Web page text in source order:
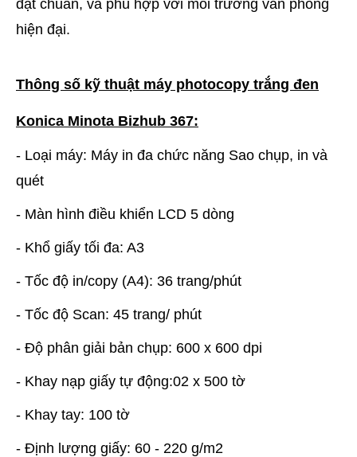
đạt chuẩn, và phù hợp với môi trường văn phòng
hiện đại.
Thông số kỹ thuật máy photocopy trắng đen
Konica Minota Bizhub 367:
- Loại máy: Máy in đa chức năng Sao chụp, in và
quét
- Màn hình điều khiển LCD 5 dòng
- Khổ giấy tối đa: A3
- Tốc độ in/copy (A4): 36 trang/phút
- Tốc độ Scan: 45 trang/ phút
- Độ phân giải bản chụp: 600 x 600 dpi
- Khay nạp giấy tự động:02 x 500 tờ
- Khay tay: 100 tờ
- Định lượng giấy: 60 - 220 g/m2